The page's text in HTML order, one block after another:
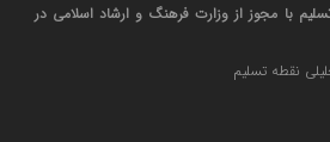
با مجوز از وزارت فرهنگ و ارشاد اسلامی در
نقطه تسلیم